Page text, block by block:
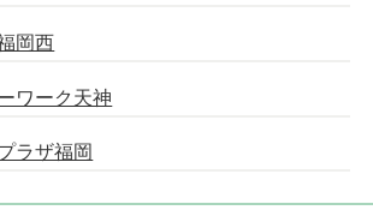
岡西
ワーク天神
ラザ福岡